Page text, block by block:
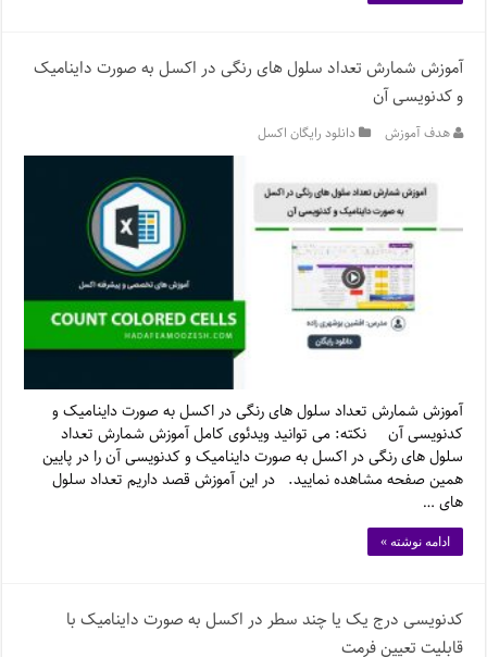
آموزش شمارش تعداد سلول های رنگی در اکسل به صورت داینامیک
و کدنویسی آن
هدف آموزش دانلود رایگان اکسل
آموزش شمارش تعداد سلول های رنگی در اکسل به صورت داینامیک و
کدنویسی آن نکته: می توانید ویدئوی کامل آموزش شمارش تعداد
سلول های رنگی در اکسل به صورت داینامیک و کدنویسی آن را در پایین
همین صفحه مشاهده نمایید. در این آموزش قصد داریم تعداد سلول
های …
ادامه نوشته »
کدنویسی درج یک یا چند سطر در اکسل به صورت داینامیک با
قابلیت تعیین فرمت